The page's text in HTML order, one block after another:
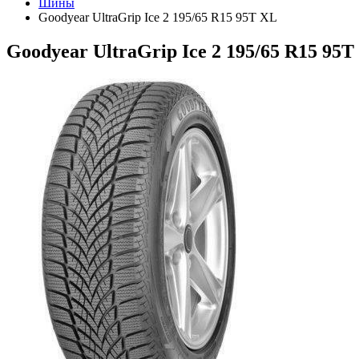
Шины
Goodyear UltraGrip Ice 2 195/65 R15 95T XL
Goodyear UltraGrip Ice 2 195/65 R15